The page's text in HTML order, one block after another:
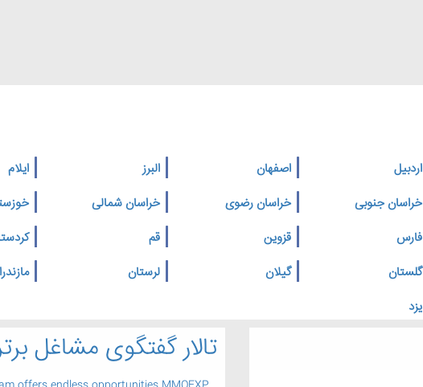
اردبیل اصفهان البرز ایلام
خراسان جنوبی خراسان رضوی خراسان شمالی
فارس قزوین قم
گلستان گیلان لرستان
یزد
تالار گفتگوی مشاغل